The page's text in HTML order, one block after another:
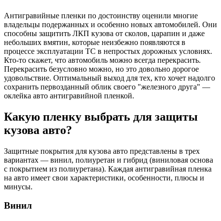
Антигравийные пленки по достоинству оценили многие
владельцы подержанных и особенно новых автомобилей. Они
способны защитить ЛКП кузова от сколов, царапин и даже
небольших вмятин, которые неизбежно появляются в
процессе эксплуатации ТС в непростых дорожных условиях.
Кто-то скажет, что автомобиль можно всегда перекрасить.
Перекрасить безусловно можно, но это довольно дорогое
удовольствие. Оптимальный выход для тех, кто хочет надолго
сохранить первозданный облик своего "железного друга" —
оклейка авто антигравийной пленкой.
Какую пленку выбрать для защиты
кузова авто?
Защитные покрытия для кузова авто представлены в трех
вариантах — винил, полиуретан и гибрид (виниловая основа
с покрытием из полиуретана). Каждая антигравийная пленка
на авто имеет свои характеристики, особенности, плюсы и
минусы.
Винил